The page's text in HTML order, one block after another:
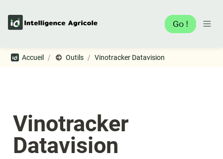
Go !
Accueil / Outils / Vinotracker Datavision
Vinotracker
Datavision